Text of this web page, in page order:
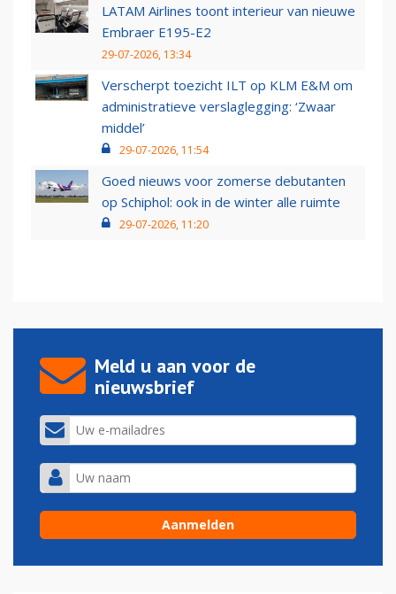
LATAM Airlines toont interieur van nieuwe
Embraer E195-E2
29-07-2026, 13:34
Verscherpt toezicht ILT op KLM E&M om
administratieve verslaglegging: ‘Zwaar
middel’
29-07-2026, 11:54
Goed nieuws voor zomerse debutanten
op Schiphol: ook in de winter alle ruimte
29-07-2026, 11:20
Meld u aan voor de
nieuwsbrief